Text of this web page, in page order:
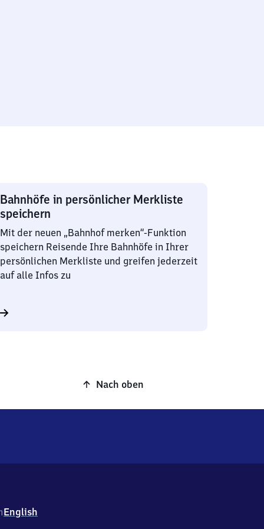
Bahnhöfe in persönlicher Merkliste
speichern
Mit der neuen „Bahnhof merken“-Funktion
speichern Reisende Ihre Bahnhöfe in Ihrer
persönlichen Merkliste und greifen jederzeit
auf alle Infos zu
Nach oben
English